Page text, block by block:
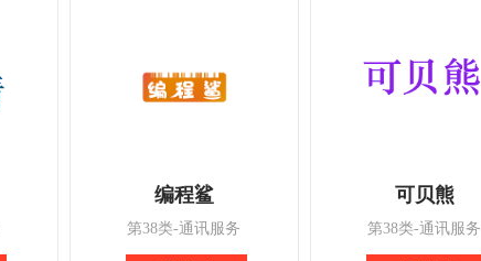
编程鲨
第38类-通讯服务
可贝熊
第38类-通讯服务